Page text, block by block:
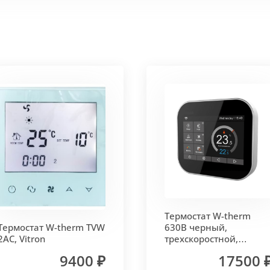
покрытием чёрного цвета.
- золото, бронза, чёрный, серебро (без доплат)
решетки - 13мм.Может быть изменена на 10 или 18
W-therm TVW
Vitron
9400 ₽
Термостат W-therm
630В черный,
трехскоростной,
17500